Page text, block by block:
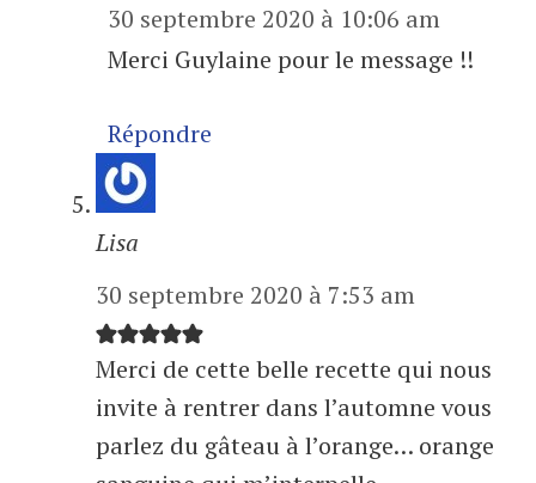
30 septembre 2020 à 10:06 am
Merci Guylaine pour le message !!
Répondre
Lisa
30 septembre 2020 à 7:53 am
Merci de cette belle recette qui nous
invite à rentrer dans l’automne vous
parlez du gâteau à l’orange… orange